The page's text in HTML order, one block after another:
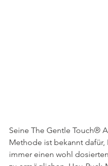
Seine The Gentle Touch®
Methode ist bekannt dafür,
immer einen wohl